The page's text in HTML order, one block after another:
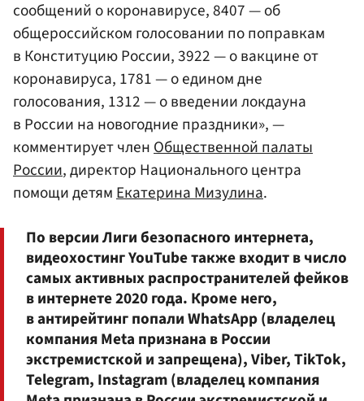
сообщений о коронавирусе, 8407 — об
общероссийском голосовании по поправкам
в Конституцию России, 3922 — о вакцине от
коронавируса, 1781 — о едином дне
голосования, 1312 — о введении локдауна
в России на новогодние праздники», —
комментирует членОбщественной палаты
России, директор Национального центра
помощи детямЕкатерина Мизулина.
По версии Лиги безопасного интернета,
видеохостинг YouTube также входит в число
самых активных распространителей фейков
в интернете 2020 года. Кроме него,
в антирейтинг попали WhatsApp (владелец
компания Meta признана в России
экстремистской и запрещена), Viber, TikTok,
Telegram, Instagram (владелец компания